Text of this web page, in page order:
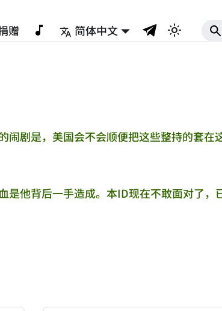
赠
简体中文
剧是，美国会不会顺便把这些整持的套在
是他背后一手造成。本ID现在不敢面对了，